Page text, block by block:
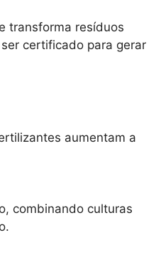
transforma resíduos
certificado para gerar
aumentam a
combinando culturas